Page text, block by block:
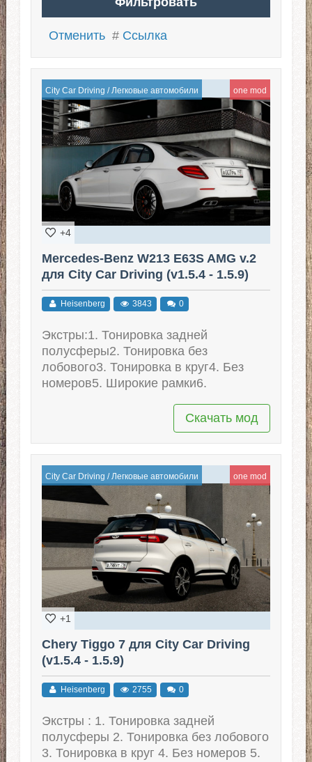
Отменить # Ссылка
City Car Driving / Легковые автомобили one mod
+4
Mercedes-Benz W213 E63S AMG v.2
для City Car Driving (v1.5.4 - 1.5.9)
Heisenberg 3843 0
Экстры:1. Тонировка задней
полусферы2. Тонировка без
лобового3. Тонировка в круг4. Без
номеров5. Широкие рамки6.
Скачать мод
City Car Driving / Легковые автомобили one mod
+1
Chery Tiggo 7 для City Car Driving
(v1.5.4 - 1.5.9)
Heisenberg 2755 0
Экстры : 1. Тонировка задней
полусферы 2. Тонировка без лобового
3. Тонировка в круг 4. Без номеров 5.